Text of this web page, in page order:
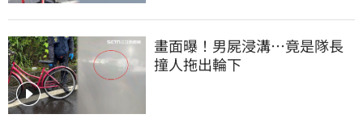
畫面曝！男屍浸溝…竟是隊長
撞人拖出輪下